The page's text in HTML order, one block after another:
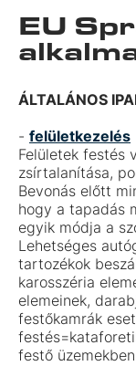
EU
ÁLTALÁNOS
- felületkezelés
Felületek festés
zsírtalanítása,
Bevonás előtt
hogy a tapadás
egyik módja a
Lehetséges
tartozékok
karosszéria
elemeinek,
festőkamrák
festő